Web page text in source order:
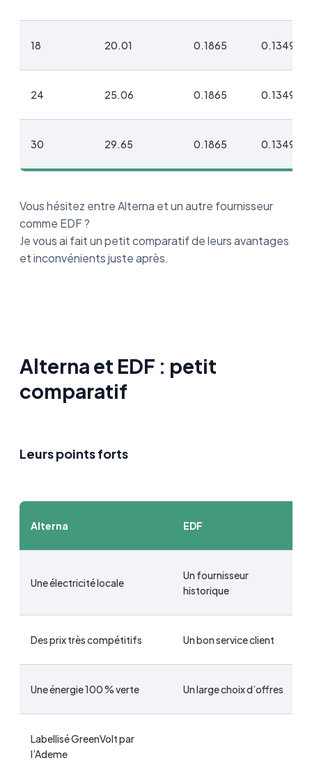
18 20.01 0.1865 0.1349
24 25.06 0.1865 0.1349
30 29.65 0.1865 0.1349
Vous hésitez entre Alterna et un autre fournisseur
comme EDF ?
Je vous ai fait un petit comparatif de leurs avantages
et inconvénients juste après.
Alterna et EDF : petit
comparatif
Leurs points forts
Alterna EDF
Une électricité locale
Un fournisseur
historique
Des prix très compétitifs Un bon service client
Une énergie 100 % verte Un large choix d’offres
Labellisé GreenVolt par
l’Ademe